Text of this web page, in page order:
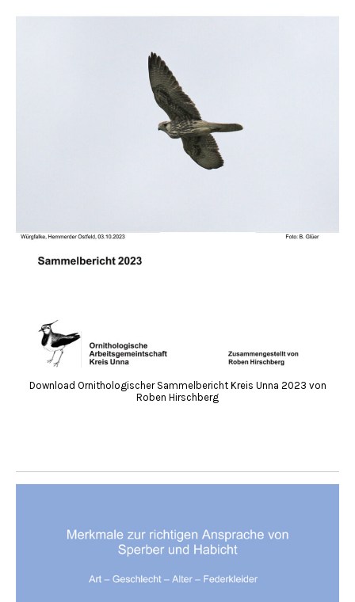
Download Ornithologischer Sammelbericht Kreis Unna 2023 von
Roben Hirschberg